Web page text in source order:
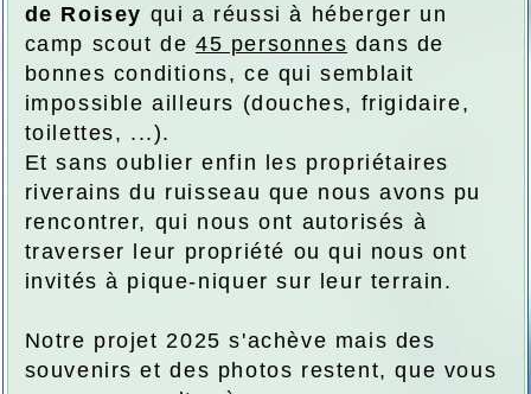
de Roisey qui a réussi à héberger un
camp scout de 45 personnes dans de
bonnes conditions, ce qui semblait
impossible ailleurs (douches, frigidaire,
toilettes, ...).
Et sans oublier enfin les propriétaires
riverains du ruisseau que nous avons pu
rencontrer, qui nous ont autorisés à
traverser leur propriété ou qui nous ont
invités à pique-niquer sur leur terrain.
Notre projet 2025 s'achève mais des
souvenirs et des photos restent, que vous